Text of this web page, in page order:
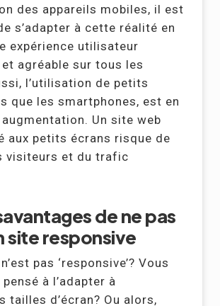
des appareils mobiles, il est
s’adapter à cette réalité en
expérience utilisateur
agréable sur tous les
l’utilisation de petits
que les smartphones, est en
Un site web
aux petits écrans risque de
visiteurs et du trafic
de ne pas
site responsive
pas ‘responsive’? Vous
pensé à l’adapter à
tailles d’écran? Ou alors,